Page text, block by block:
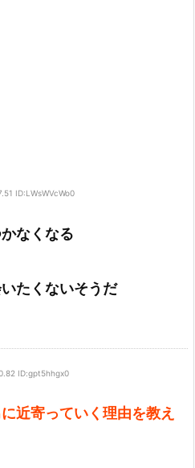
ID:LWsWVcWo0
なくなる
たくないそうだ
ID:gpt5hhgx0
近寄っていく理由を教え